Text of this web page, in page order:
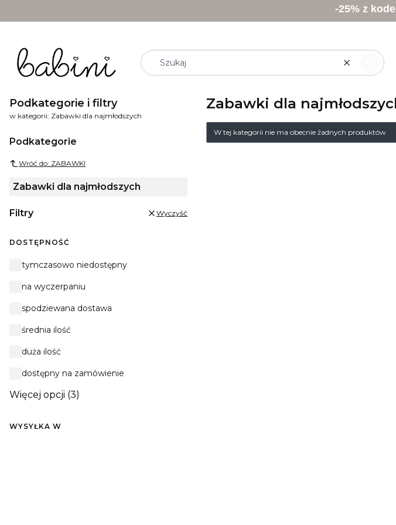
-25% z
WyczyśćSzukaj
Podkategorie i filtry
w kategorii: Zabawki dla najmłodszych
Podkategorie
Wróć do: ZABAWKI
Zabawki dla najmłodszych
Filtry Wyczyść
DOSTĘPNOŚĆ
Dostępność
tymczasowo niedostępny
na wyczerpaniu
spodziewana dostawa
średnia ilość
duża ilość
dostępny na zamówienie
Więcej opcji (3)
WYSYŁKA W
Zabawki dla
W tej kategorii nie ma obecnie żadnych produktów